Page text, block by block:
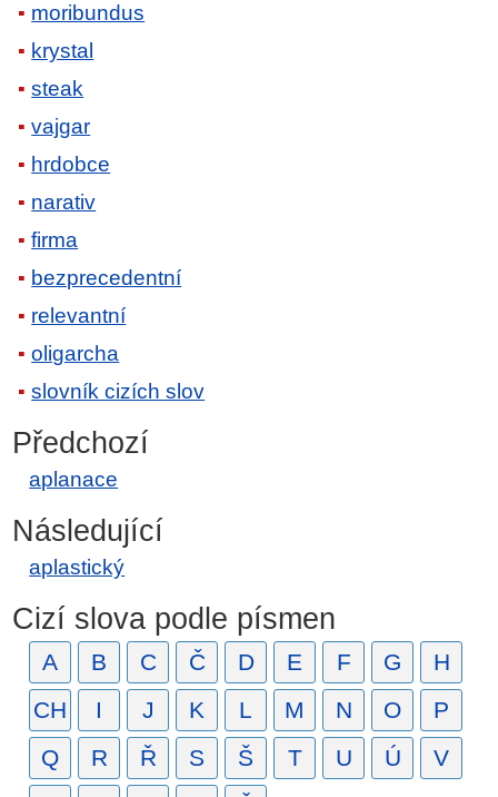
moribundus
krystal
steak
vajgar
hrdobce
narativ
firma
bezprecedentní
relevantní
oligarcha
slovník cizích slov
Předchozí
aplanace
Následující
aplastický
Cizí slova podle písmen
A B C Č D E F G
H
CH
I J K L M N O
P
Q
R Ř S Š T U Ú
V